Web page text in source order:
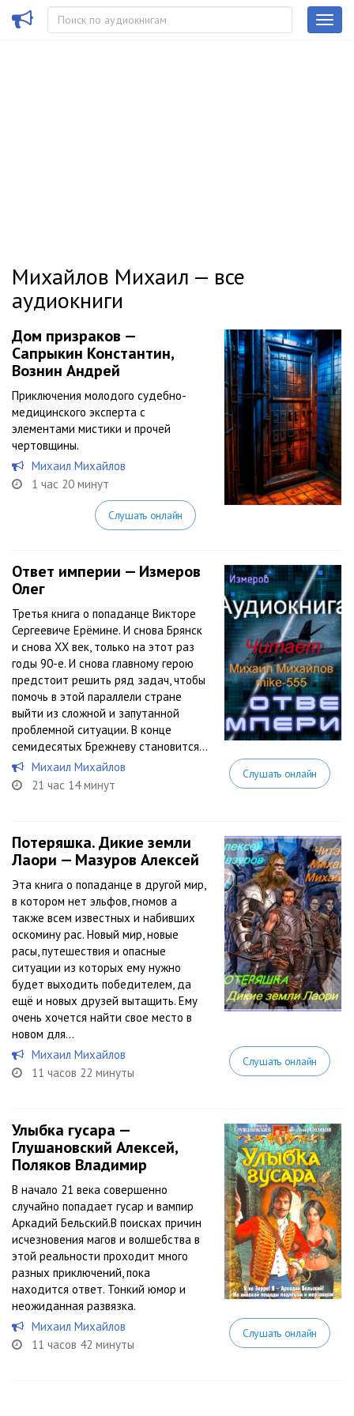
Михайлов Михаил — все
аудиокниги
Дом призраков —
Сапрыкин Константин,
Вознин Андрей
Приключения молодого судебно-
медицинского эксперта с
элементами мистики и прочей
чертовщины.
Михаил Михайлов
1 час 20 минут
Слушать онлайн
Ответ империи — Измеров
Олег
Третья книга о попаданце Викторе
Сергеевиче Ерёмине. И снова Брянск
и снова ХХ век, только на этот раз
годы 90-е. И снова главному герою
предстоит решить ряд задач, чтобы
помочь в этой параллели стране
выйти из сложной и запутанной
проблемной ситуации. В конце
семидесятых Брежневу становится...
Михаил Михайлов
21 час 14 минут
Слушать онлайн
Потеряшка. Дикие земли
Лаори — Мазуров Алексей
Эта книга о попаданце в другой мир,
в котором нет эльфов, гномов а
также всем известных и набивших
оскомину рас. Новый мир, новые
расы, путешествия и опасные
ситуации из которых ему нужно
будет выходить победителем, да
ещё и новых друзей вытащить. Ему
очень хочется найти свое место в
новом для...
Михаил Михайлов
11 часов 22 минуты
Слушать онлайн
Улыбка гусара —
Глушановский Алексей,
Поляков Владимир
В начало 21 века совершенно
случайно попадает гусар и вампир
Аркадий Бельский.В поисках причин
исчезновения магов и волшебства в
этой реальности проходит много
разных приключений, пока
находится ответ. Тонкий юмор и
неожиданная развязка.
Михаил Михайлов
11 часов 42 минуты
Слушать онлайн